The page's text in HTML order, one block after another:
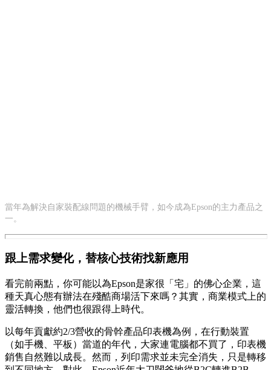
當年為解決自家裝配線問題的機械手臂，如今成為Epson的主力產品之
一。
跟上需求變化，替核心技術找新應用
看完前兩點，你可能以為Epson是家很「宅」的佛心企業，這
種天真心態有辦法在殘酷商場活下來嗎？其實，商業模式上的
靈活轉換，他們也很跟得上時代。
以每年貢獻約2/3營收的骨幹產品印表機為例，在行動裝置
（如手機、平板）當道的年代，大家連電腦都不買了，印表機
銷售自然難以成長。然而，列印需求並未完全消失，只是轉移